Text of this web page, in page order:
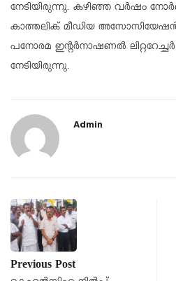
നേടിയിരുന്നു. കഴിഞ്ഞ വർഷം
കാത്തലിക് മീഡിയ
പനോരമ ഇന്റർനാഷണൽ
നേടിയിരുന്നു.
Admin
Previous Post